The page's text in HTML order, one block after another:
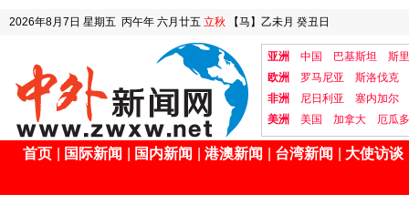
2026年8月7日 星期五 丙午年 六月廿五 立秋 【马】乙未月 癸丑日
亚洲 中国 巴基斯坦
斯
欧洲
罗马尼亚
斯洛伐克
非洲
尼日利亚
塞内加尔
美洲
美国 加拿大 厄瓜
首页 国际新闻 国内新闻 港澳新闻 台湾新闻 大使访谈